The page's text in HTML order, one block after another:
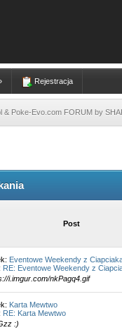
Rejestracja
& Poke-Evo.com FORUM by
Post
Eventowe Weekendy z
RE: Eventowe Weekendy z
i.imgur.com/nkPagq4.gif
Karta Mewtwo
RE: Karta Mewtwo
:)